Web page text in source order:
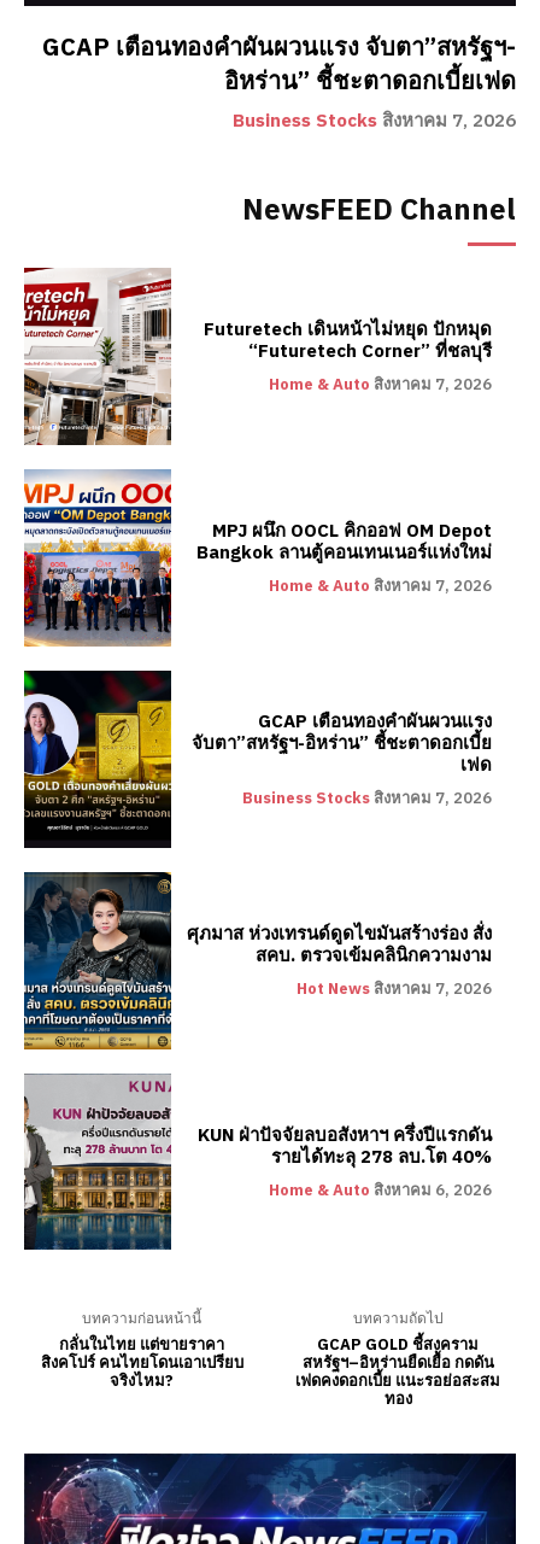
GCAP เตือนทองคำผันผวนแรง จับตา”สหรัฐฯ-
อิหร่าน” ชี้ชะตาดอกเบี้ยเฟด
Business Stocks สิงหาคม 7, 2026
NewsFEED Channel
Futuretech เดินหน้าไม่หยุด ปักหมุด
“Futuretech Corner” ที่ชลบุรี
Home & Auto สิงหาคม 7, 2026
MPJ ผนึก OOCL คิกออฟ OM Depot
Bangkok ลานตู้คอนเทนเนอร์แห่งใหม่
Home & Auto สิงหาคม 7, 2026
GCAP เตือนทองคำผันผวนแรง
จับตา”สหรัฐฯ-อิหร่าน” ชี้ชะตาดอกเบี้ย
เฟด
Business Stocks สิงหาคม 7, 2026
ศุภมาส ห่วงเทรนด์ดูดไขมันสร้างร่อง สั่ง
สคบ. ตรวจเข้มคลินิกความงาม
Hot News สิงหาคม 7, 2026
KUN ฝ่าปัจจัยลบอสังหาฯ ครึ่งปีแรกดัน
รายได้ทะลุ 278 ลบ.โต 40%
Home & Auto สิงหาคม 6, 2026
บทความก่อนหน้านี้
กลั่นในไทย แต่ขายราคา
สิงคโปร์ คนไทยโดนเอาเปรียบ
จริงไหม?
บทความถัดไป
GCAP GOLD ชี้สงคราม
สหรัฐฯ–อิหร่านยืดเยื้อ กดดัน
เฟดคงดอกเบี้ย แนะรอย่อสะสม
ทอง